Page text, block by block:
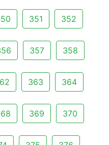
351 352
357 358
363 364
369 370